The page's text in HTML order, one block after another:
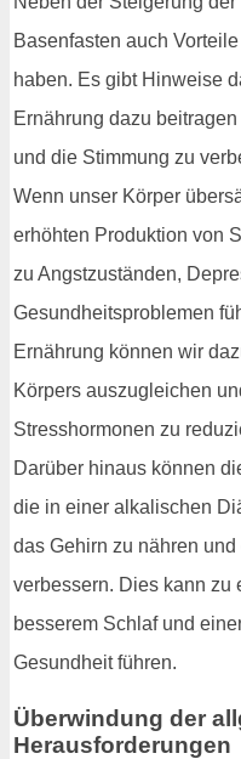
Basenfasten auch
haben. Es gibt Hinweise
Ernährung dazu
und die Stimmung zu
Wenn unser Körper
erhöhten Produktion von
zu Angstzuständen,
Gesundheitsproblemen
Ernährung können wir
Körpers auszugleichen
Stresshormonen zu
Darüber hinaus können
die in einer alkalischen
das Gehirn zu nähren
verbessern. Dies kann zu
besserem Schlaf und
Gesundheit führen.
Überwindung der
Herausforderungen